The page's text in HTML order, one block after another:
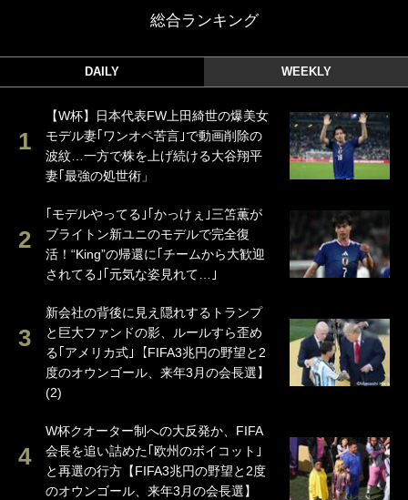
総合ランキング
DAILY WEEKLY
【W杯】日本代表FW上田綺世の爆美女
モデル妻｢ワンオペ苦言｣で動画削除の
波紋…一方で株を上げ続ける大谷翔平
妻｢最強の処世術」
｢モデルやってる｣｢かっけぇ｣三笘薫が
ブライトン新ユニのモデルで完全復
活！“King”の帰還に｢チームから大歓迎
されてる｣｢元気な姿見れて…｣
新会社の背後に見え隠れするトランプ
と巨大ファンドの影、ルールすら歪め
る｢アメリカ式｣【FIFA3兆円の野望と2
度のオウンゴール、来年3月の会長選】
(2)
W杯クオーター制への大反発か、FIFA
会長を追い詰めた｢欧州のボイコット｣
と再選の行方【FIFA3兆円の野望と2度
のオウンゴール、来年3月の会長選】